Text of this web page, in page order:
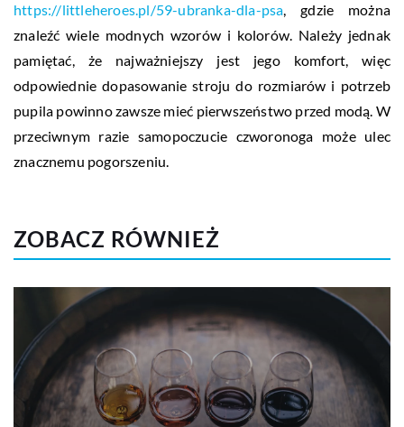
https://littleheroes.pl/59-ubranka-dla-psa, gdzie można
znaleźć wiele modnych wzorów i kolorów. Należy jednak
pamiętać, że najważniejszy jest jego komfort, więc
odpowiednie dopasowanie stroju do rozmiarów i potrzeb
pupila powinno zawsze mieć pierwszeństwo przed modą. W
przeciwnym razie samopoczucie czworonoga może ulec
znacznemu pogorszeniu.
ZOBACZ RÓWNIEŻ